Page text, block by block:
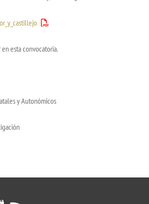
esta convocatoria.
y Autonómicos